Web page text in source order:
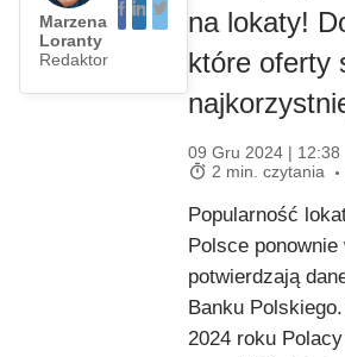
Marzena
Loranty
Redaktor
na lokaty!
które oferty
09 Gru 2024 | 12:38
2 min. czytania
Popularność
Polsce
potwierdzają
Banku
2024 roku